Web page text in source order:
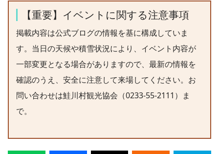
【重要】イベントに関する注意事項
掲載内容は公式ブログの情報を基に構成していま
す。当日の天候や積雪状況により、イベント内容が
一部変更となる場合がありますので、最新の情報を
確認のうえ、安全に注意して来場してください。お
問い合わせは鮭川村観光協会（0233-55-2111）ま
で。